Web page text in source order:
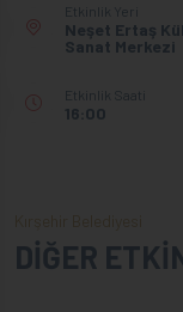
Etkinlik Yeri
Neşet Ertaş
Sanat Merkezi
Etkinlik Saati
16:00
DİĞER